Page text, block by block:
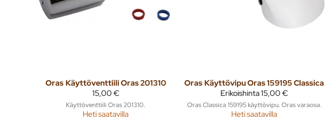
Oras Käyttöventtiili Oras 201310
15,00 €
Käyttöventtiili Oras 201310.
Heti saatavilla
Oras Käyttövipu Oras 159195 Classica
Erikoishinta15,00 €
Oras Classica 159195 käyttövipu. Oras varaosa.
Heti saatavilla